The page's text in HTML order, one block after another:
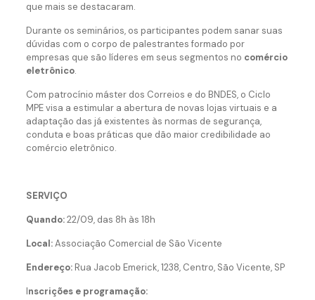
que mais se destacaram.
Durante os seminários, os participantes podem sanar suas
dúvidas com o corpo de palestrantes formado por
empresas que são líderes em seus segmentos no comércio
eletrônico.
Com patrocínio máster dos Correios e do BNDES, o Ciclo
MPE visa a estimular a abertura de novas lojas virtuais e a
adaptação das já existentes às normas de segurança,
conduta e boas práticas que dão maior credibilidade ao
comércio eletrônico.
SERVIÇO
Quando:22/09, das 8h às 18h
Local:Associação Comercial de São Vicente
Endereço:Rua Jacob Emerick, 1238, Centro, São Vicente, SP
Inscrições e programação: